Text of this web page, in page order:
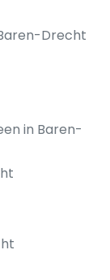
Drecht
in Baren-